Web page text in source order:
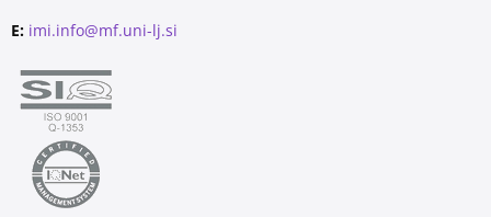
E: imi.info@mf.uni-lj.si